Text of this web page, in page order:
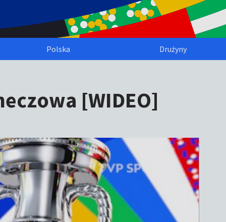
Polska Drużyny
[WIDEO]